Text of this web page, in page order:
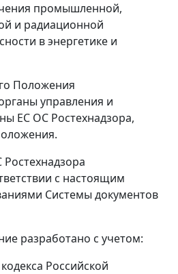
промышленной,
и радиационной
в энергетике и
Положения
управления и
ЕС ОС Ростехнадзора,
с настоящим
Системы документов
разработано с учетом:
Российской